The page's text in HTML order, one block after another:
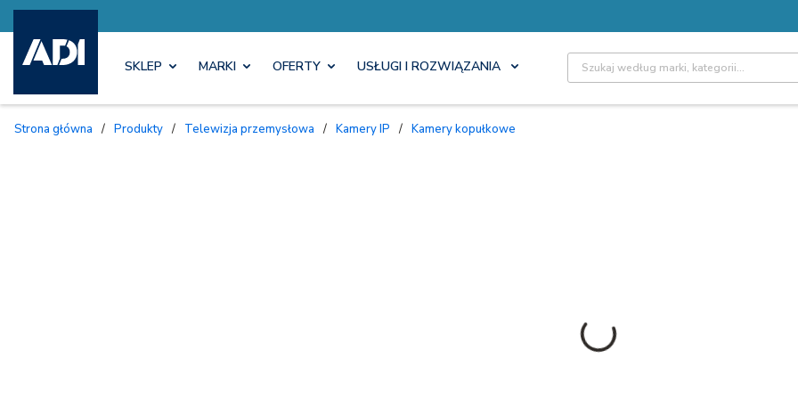
SKLEP MARKI OFERTY USŁUGI I ROZWIĄZANIA Site Search
Strona główna / Produkty / Telewizja przemysłowa / Kamery IP / Kamery kopułkowe